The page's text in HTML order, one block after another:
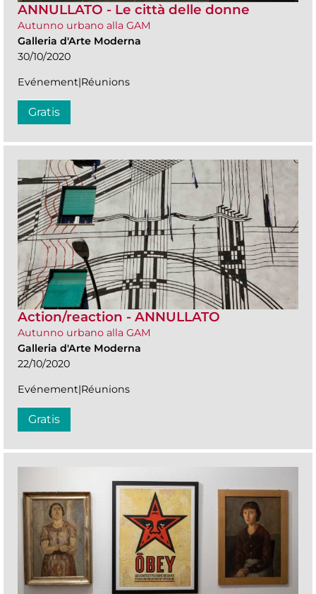
ANNULLATO - Le città delle donne
Autunno urbano alla GAM
Galleria d'Arte Moderna
30/10/2020
Evénement|Réunions
Gratis
Action/reaction - ANNULLATO
Autunno urbano alla GAM
Galleria d'Arte Moderna
22/10/2020
Evénement|Réunions
Gratis